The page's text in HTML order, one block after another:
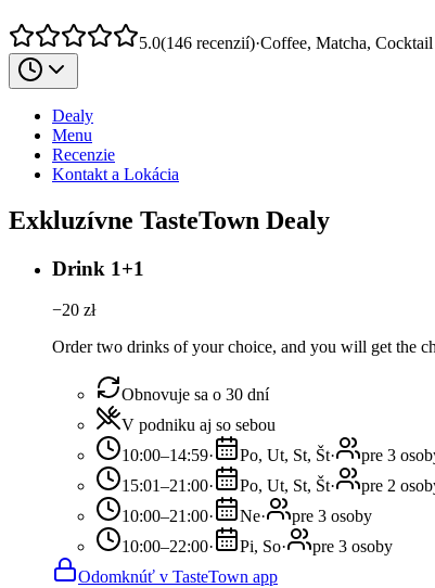
5.0(146 recenzií)·Coffee, Matcha, Cocktail
Dealy
Menu
Recenzie
Kontakt a Lokácia
Exkluzívne TasteTown Dealy
Drink 1+1
−20 zł
Order two drinks of your choice, and you will get the
Obnovuje sa o 30 dní
V podniku aj so sebou
10:00–14:59· Po, Ut, St, Št·
pre 3
15:01–21:00· Po, Ut, St, Št·
pre 2
10:00–21:00· Ne·
pre 3 osoby
10:00–22:00· Pi, So·
pre 3 osoby
Odomknúť v TasteTown app